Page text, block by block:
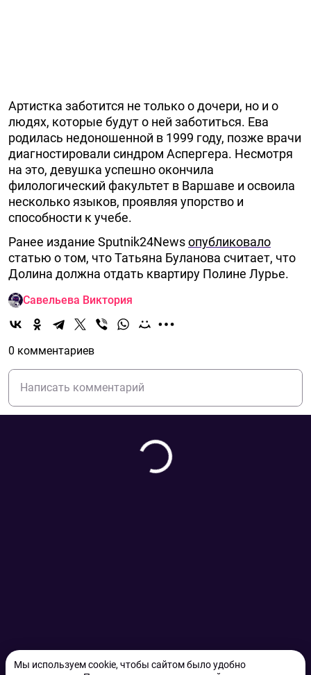
Мы используем cookie, чтобы сайтом было удобно
Артистка заботится не только о дочери, но и о
людях, которые будут о ней заботиться. Ева
родилась недоношенной в 1999 году, позже врачи
диагностировали синдром Аспергера. Несмотря
на это, девушка успешно окончила
филологический факультет в Варшаве и освоила
несколько языков, проявляя упорство и
способности к учебе.
Ранее издание Sputnik24Newsопубликовало
статью о том, что Татьяна Буланова считает, что
Долина должна отдать квартиру Полине Лурье.
Савельева Виктория
0 комментариев